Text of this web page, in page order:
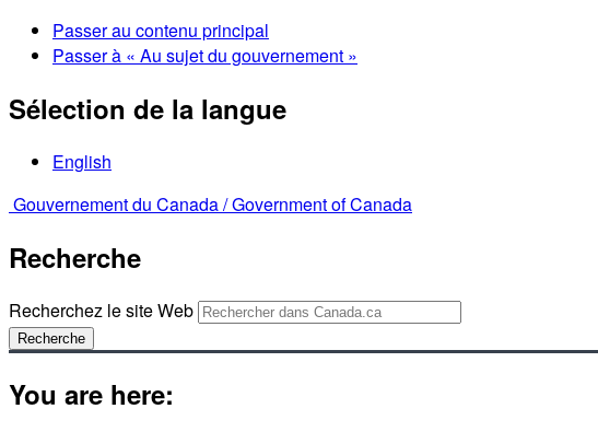
Passer au contenu principal
Passer à « Au sujet du gouvernement »
Sélection de la langue
English
Gouvernement du Canada /Government of Canada
Recherche
Recherchez le site Web
Recherche
You are here: